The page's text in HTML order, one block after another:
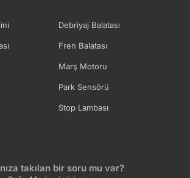
Debriyaj Balatası
Fren Balatası
Marş Motoru
Park Sensörü
Stop Lambası
takılan bir soru mu var?